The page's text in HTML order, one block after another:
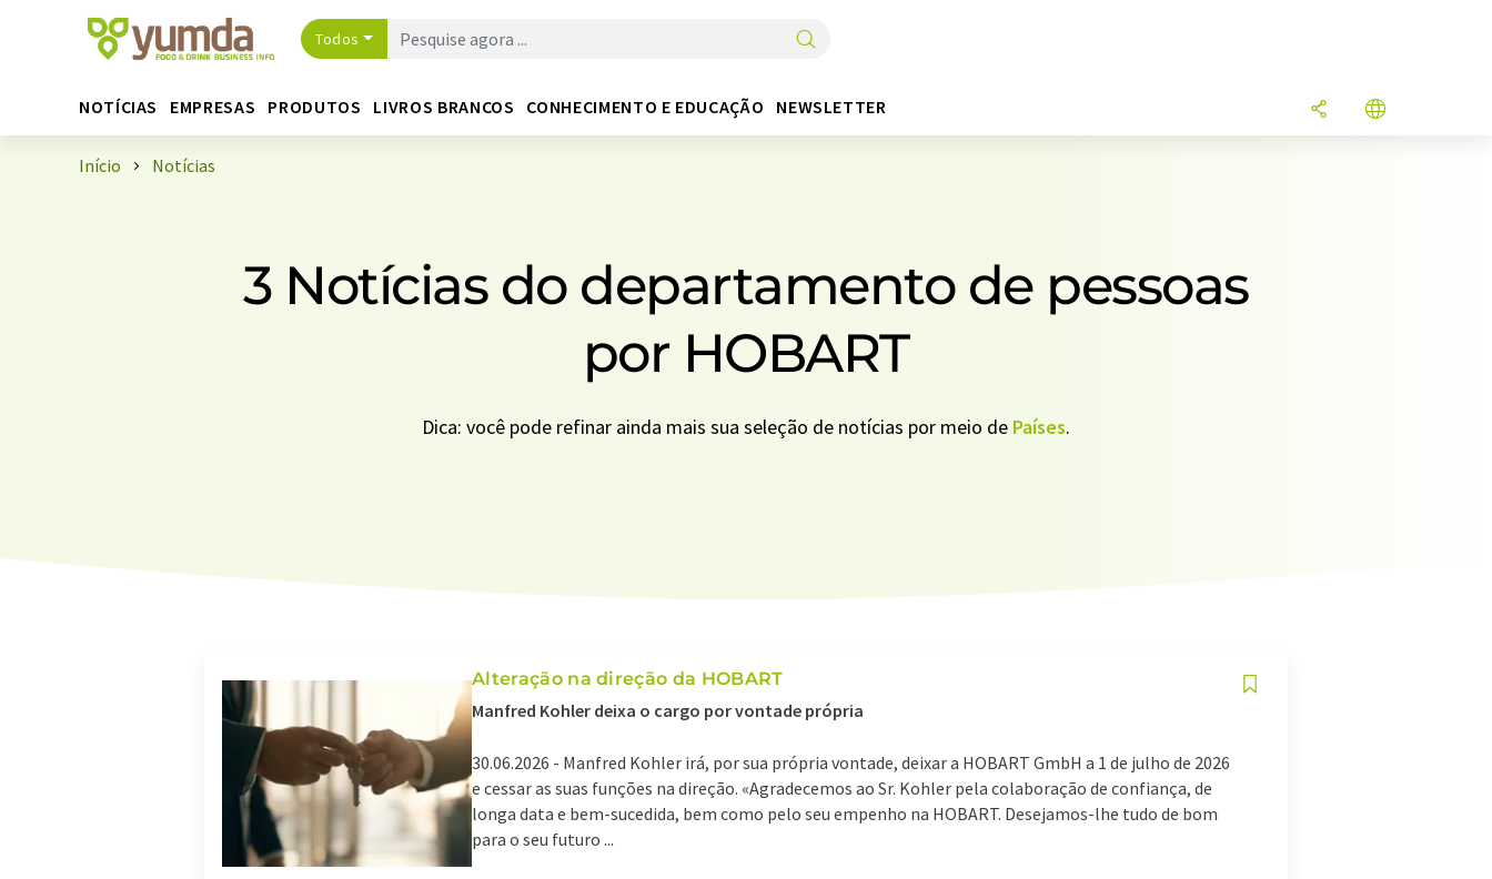
Todos
NOTÍCIAS EMPRESAS PRODUTOS LIVROS BRANCOS CONHECIMENTO E EDUCAÇÃO NEWSLETTER
Início Notícias
3 Notícias do departamento de pessoas
por HOBART
Dica: você pode refinar ainda mais sua seleção de notícias por meio de Países.
Alteração na direção da HOBART
Manfred Kohler deixa o cargo por vontade própria
30.06.2026 - Manfred Kohler irá, por sua própria vontade, deixar a HOBART GmbH a 1 de julho de 2026
e cessar as suas funções na direção. «Agradecemos ao Sr. Kohler pela colaboração de confiança, de
longa data e bem-sucedida, bem como pelo seu empenho na HOBART. Desejamos-lhe tudo de bom
para o seu futuro ...